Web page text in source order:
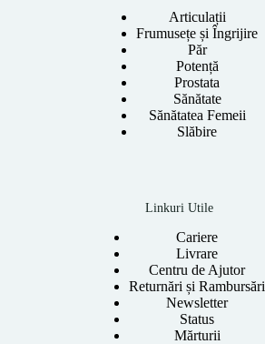
Articulații
Frumusețe și Îngrijire
Păr
Potență
Prostata
Sănătate
Sănătatea Femeii
Slăbire
Linkuri Utile
Cariere
Livrare
Centru de Ajutor
Returnări și Rambursări
Newsletter
Status
Mărturii